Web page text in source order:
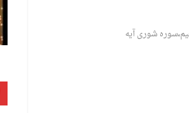
،سوره شوری آیه